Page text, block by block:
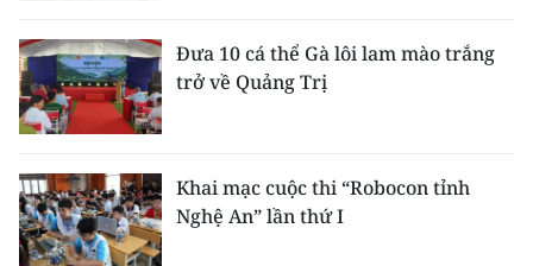
Đưa 10 cá thể Gà lôi lam mào trắng
trở về Quảng Trị
Khai mạc cuộc thi “Robocon tỉnh
Nghệ An” lần thứ I